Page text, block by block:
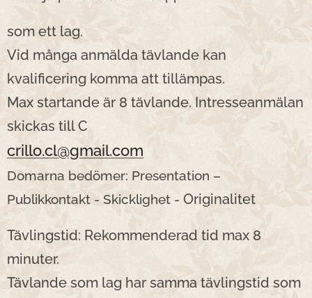
som ett lag.
Vid många anmälda tävlande kan
kvalificering komma att tillämpas.
Max startande är 8 tävlande. Intresseanmälan
skickas till C
crillo.cl@gmail.com
Domarna bedömer: Presentation –
Publikkontakt - Skicklighet -Originalitet
Tävlingstid: Rekommenderad tid max 8
minuter.
Tävlande som lag har samma tävlingstid som